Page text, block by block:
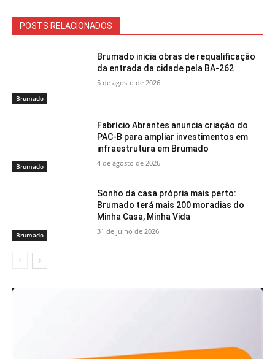
POSTS RELACIONADOS
Brumado
Brumado inicia obras de requalificação
da entrada da cidade pela BA-262
5 de agosto de 2026
Brumado
Fabrício Abrantes anuncia criação do
PAC-B para ampliar investimentos em
infraestrutura em Brumado
4 de agosto de 2026
Brumado
Sonho da casa própria mais perto:
Brumado terá mais 200 moradias do
Minha Casa, Minha Vida
31 de julho de 2026